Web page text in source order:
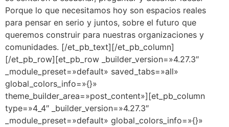
Porque lo que necesitamos hoy son espacios reales
para pensar en serio y juntos, sobre el futuro que
queremos construir para nuestras organizaciones y
comunidades. [/et_pb_text][/et_pb_column]
[/et_pb_row][et_pb_row _builder_version=»4.27.3″
_module_preset=»default» saved_tabs=»all»
global_colors_info=»{}»
theme_builder_area=»post_content»][et_pb_column
type=»4_4″ _builder_version=»4.27.3″
_module_preset=»default» global_colors_info=»{}»